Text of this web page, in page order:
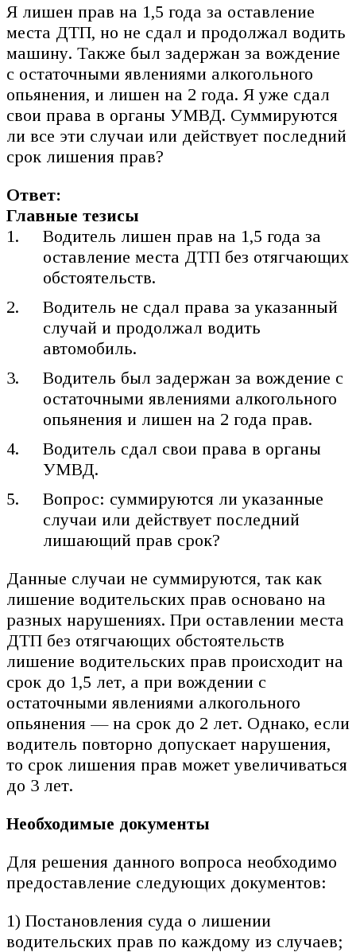
Я лишен прав на 1,5 года за оставление
места ДТП, но не сдал и продолжал водить
машину. Также был задержан за вождение
с остаточными явлениями алкогольного
опьянения, и лишен на 2 года. Я уже сдал
свои права в органы УМВД. Суммируются
ли все эти случаи или действует последний
срок лишения прав?
Ответ:
Главные тезисы
Водитель лишен прав на 1,5 года за
оставление места ДТП без отягчающих
обстоятельств.
Водитель не сдал права за указанный
случай и продолжал водить
автомобиль.
Водитель был задержан за вождение с
остаточными явлениями алкогольного
опьянения и лишен на 2 года прав.
Водитель сдал свои права в органы
УМВД.
Вопрос: суммируются ли указанные
случаи или действует последний
лишающий прав срок?
Данные случаи не суммируются, так как
лишение водительских прав основано на
разных нарушениях. При оставлении места
ДТП без отягчающих обстоятельств
лишение водительских прав происходит на
срок до 1,5 лет, а при вождении с
остаточными явлениями алкогольного
опьянения — на срок до 2 лет. Однако, если
водитель повторно допускает нарушения,
то срок лишения прав может увеличиваться
до 3 лет.
Необходимые документы
Для решения данного вопроса необходимо
предоставление следующих документов:
1) Постановления суда о лишении
водительских прав по каждому из случаев;